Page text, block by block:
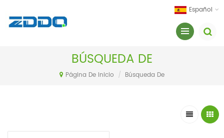
Español
BÚSQUEDA DE
Página De Inicio / Búsqueda De